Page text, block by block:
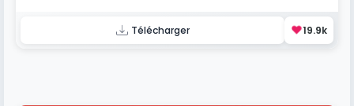
Télécharger ❤️19.9k